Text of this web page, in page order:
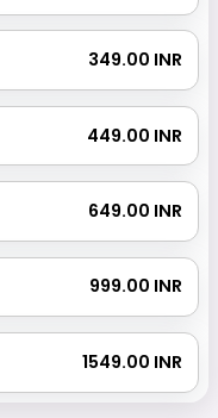
₹ 349.00 INR
₹ 449.00 INR
₹ 649.00 INR
₹ 999.00 INR
₹ 1549.00 INR